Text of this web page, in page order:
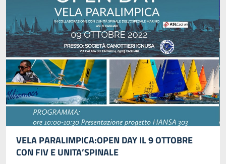
VELA PARALIMPICA:OPEN DAY IL 9 OTTOBRE
CON FIV E UNITA’SPINALE